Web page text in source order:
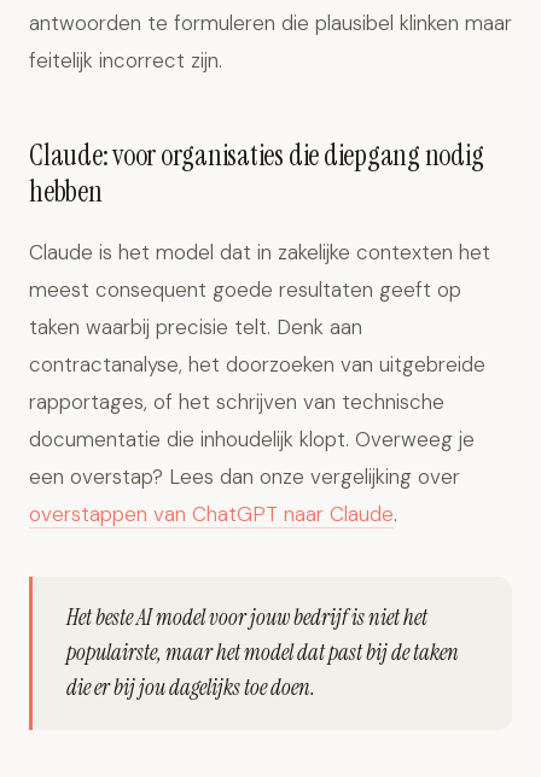
antwoorden te formuleren die plausibel klinken maar
feitelijk incorrect zijn.
Claude: voor organisaties die diepgang nodig
hebben
Claude is het model dat in zakelijke contexten het
meest consequent goede resultaten geeft op
taken waarbij precisie telt. Denk aan
contractanalyse, het doorzoeken van uitgebreide
rapportages, of het schrijven van technische
documentatie die inhoudelijk klopt. Overweeg je
een overstap? Lees dan onze vergelijking over
overstappen van ChatGPT naar Claude.
Het beste AI model voor jouw bedrijf is niet het
populairste, maar het model dat past bij de taken
die er bij jou dagelijks toe doen.